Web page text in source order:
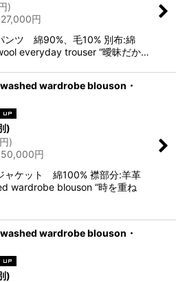
)
27,000円
ンツ 綿90%、毛10% 別布:綿
everyday trouser “曖昧だか…
wardrobe blouson・
)
円)
50,000円
ャケット 綿100% 襟部分:羊革
wardrobe blouson “時を重ね
wardrobe blouson・
)